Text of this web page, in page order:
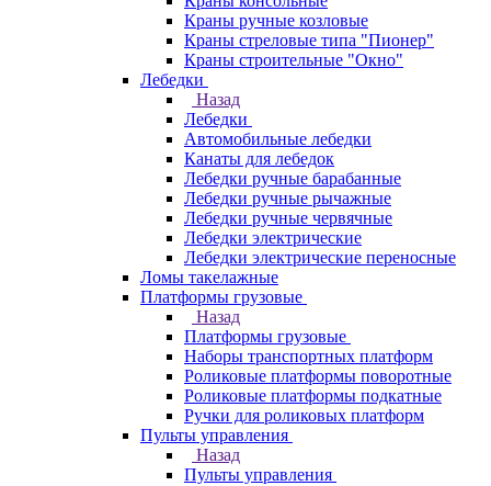
Краны ручные козловые
Краны стреловые типа "Пионер"
Краны строительные "Окно"
Лебедки
Назад
Лебедки
Автомобильные лебедки
Канаты для лебедок
Лебедки ручные барабанные
Лебедки ручные рычажные
Лебедки ручные червячные
Лебедки электрические
Лебедки электрические переносные
Ломы такелажные
Платформы грузовые
Назад
Платформы грузовые
Наборы транспортных платформ
Роликовые платформы поворотные
Роликовые платформы подкатные
Ручки для роликовых платформ
Пульты управления
Назад
Пульты управления